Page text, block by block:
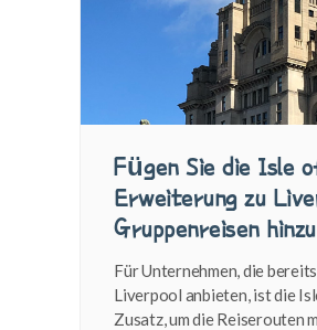
Fügen Sie die Isle
Erweiterung zu
Gruppenreisen hinzu
Für Unternehmen, die
Liverpool anbieten, ist die
Zusatz, um die Reiserouten